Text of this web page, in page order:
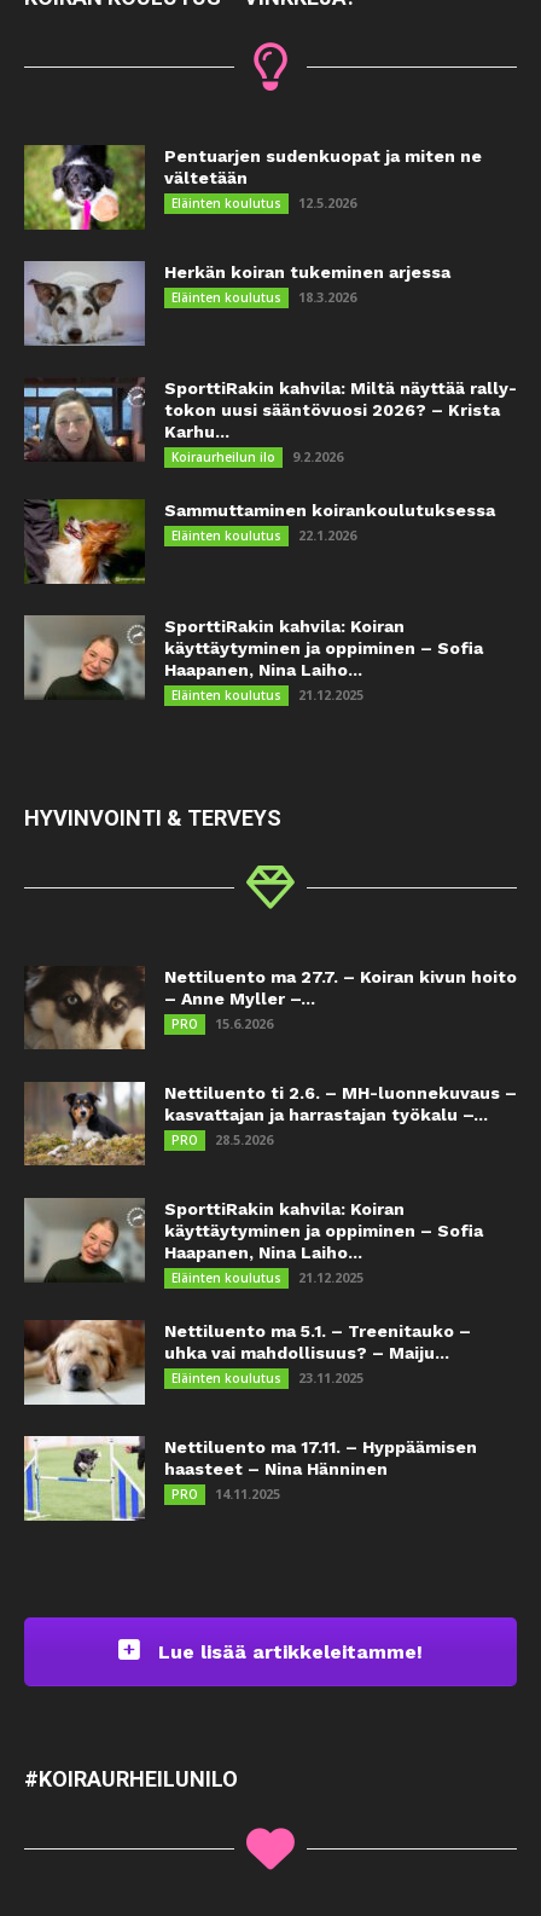
Pentuarjen sudenkuopat ja miten ne
vältetään
Eläinten koulutus 12.5.2026
Herkän koiran tukeminen arjessa
Eläinten koulutus 18.3.2026
SporttiRakin kahvila: Miltä näyttää rally-
tokon uusi sääntövuosi 2026? – Krista
Karhu...
Koiraurheilun ilo 9.2.2026
Sammuttaminen koirankoulutuksessa
Eläinten koulutus 22.1.2026
SporttiRakin kahvila: Koiran
käyttäytyminen ja oppiminen – Sofia
Haapanen, Nina Laiho...
Eläinten koulutus 21.12.2025
HYVINVOINTI & TERVEYS
Nettiluento ma 27.7. – Koiran kivun hoito
– Anne Myller –...
PRO 15.6.2026
Nettiluento ti 2.6. – MH-luonnekuvaus –
kasvattajan ja harrastajan työkalu –...
PRO 28.5.2026
SporttiRakin kahvila: Koiran
käyttäytyminen ja oppiminen – Sofia
Haapanen, Nina Laiho...
Eläinten koulutus 21.12.2025
Nettiluento ma 5.1. – Treenitauko –
uhka vai mahdollisuus? – Maiju...
Eläinten koulutus 23.11.2025
Nettiluento ma 17.11. – Hyppäämisen
haasteet – Nina Hänninen
PRO 14.11.2025
Lue lisää artikkeleitamme!
#KOIRAURHEILUNILO